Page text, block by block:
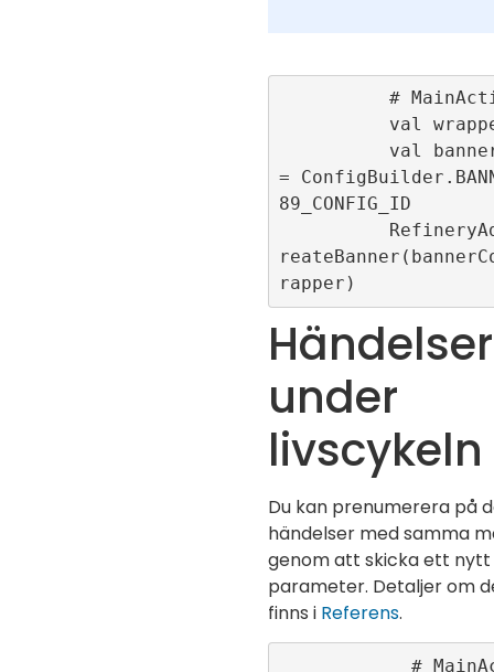
=
89_CONFIG_ID
Händelser
under
livscykeln
Du kan prenumerera på
händelser med samma
genom att skicka ett
parameter. Detaljer om
finns i Referens.